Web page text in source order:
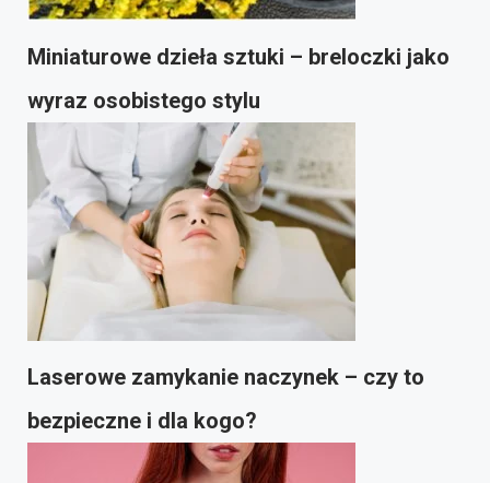
Miniaturowe dzieła sztuki – breloczki jako
wyraz osobistego stylu
Laserowe zamykanie naczynek – czy to
bezpieczne i dla kogo?